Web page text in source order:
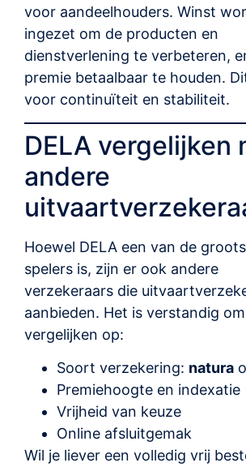
voor aandeelhouders. Winst
ingezet om de producten en
dienstverlening te verbeteren,
premie betaalbaar te houden.
voor continuïteit en stabiliteit.
DELA vergelijken
andere
Hoewel DELA een van de
spelers is, zijn er ook andere
verzekeraars die
aanbieden. Het is verstandig
vergelijken op:
Soort verzekering: natura
Premiehoogte en indexatie
Vrijheid van keuze
Online afsluitgemak
Wil je liever een volledig vrij